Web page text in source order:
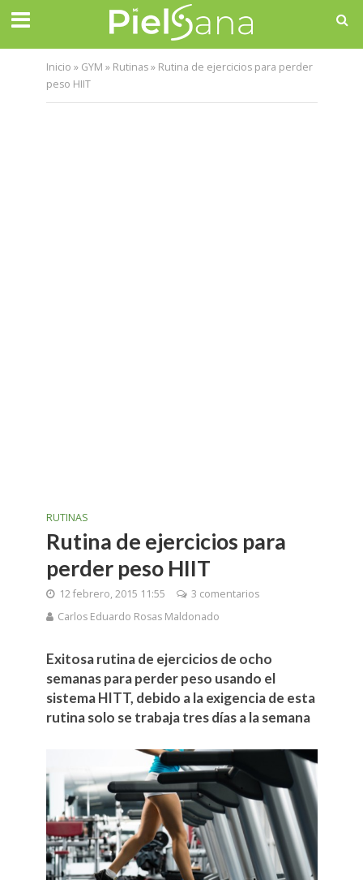
Inicio » GYM » Rutinas» Rutina de ejercicios para perder
peso HIIT
RUTINAS
Rutina de ejercicios para
perder peso HIIT
12 febrero, 2015 11:55
3 comentarios
Carlos Eduardo Rosas Maldonado
Exitosa rutina de ejercicios de ocho
semanas para perder peso usando el
sistema HITT, debido a la exigencia de esta
rutina solo se trabaja tres días a la semana